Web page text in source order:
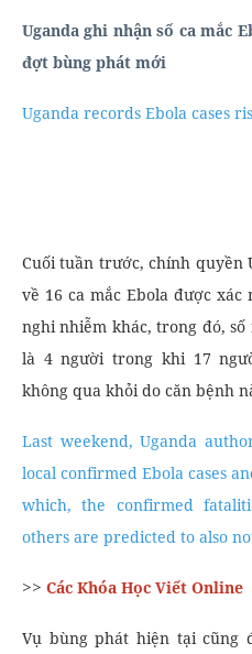
Uganda ghi nhận số ca mắc
đợt bùng phát mới
Uganda records Ebola cases
Cuối tuần trước, chính quyền
về 16 ca mắc Ebola được
nghi nhiễm khác, trong đó,
là 4 người trong khi 17
không qua khỏi do căn bệnh
Last weekend, Uganda
local confirmed Ebola cases
which, the confirmed
others are predicted to also
>> Các Khóa Học Viết Online
Vụ bùng phát hiện tại cũng